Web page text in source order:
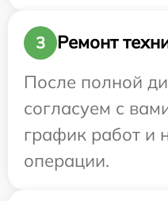
3
Ремонт
После полной
согласуем с
график работ и
операции.